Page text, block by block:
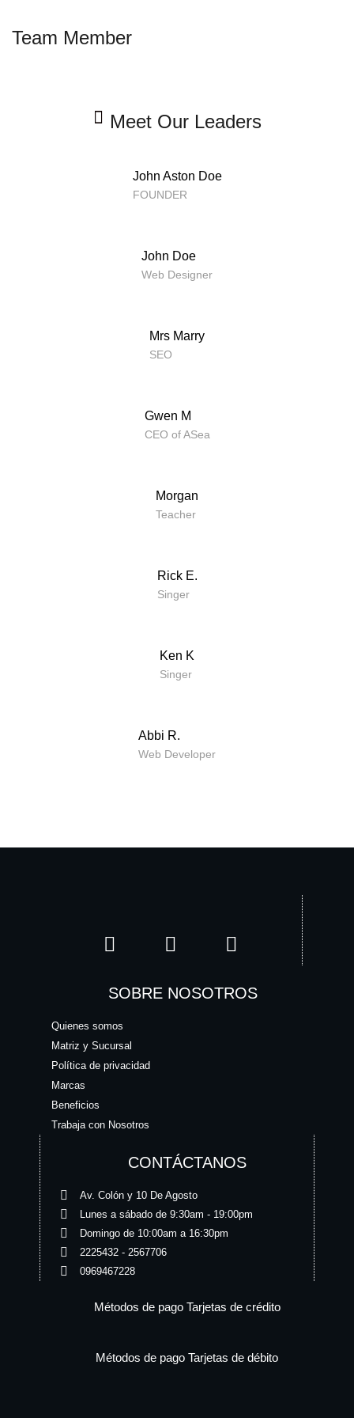
Team Member
Meet Our Leaders
John Aston Doe
FOUNDER
John Doe
Web Designer
Mrs Marry
SEO
Gwen M
CEO of ASea
Morgan
Teacher
Rick E.
Singer
Ken K
Singer
Abbi R.
Web Developer
SOBRE NOSOTROS
Quienes somos
Matriz y Sucursal
Política de privacidad
Marcas
Beneficios
Trabaja con Nosotros
CONTÁCTANOS
Av. Colón y 10 De Agosto
Lunes a sábado de 9:30am - 19:00pm
Domingo de 10:00am a 16:30pm
2225432 - 2567706
0969467228
Métodos de pago Tarjetas de crédito
Métodos de pago Tarjetas de débito